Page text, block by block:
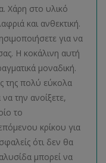
Χάρη στο υλικό
και ανθεκτική.
για να
Η κοκάλινη αυτή
μοναδική.
της πολύ εύκολα
την ανοίξετε,
το
κρίκου για
ότι δεν θα
μπορεί να